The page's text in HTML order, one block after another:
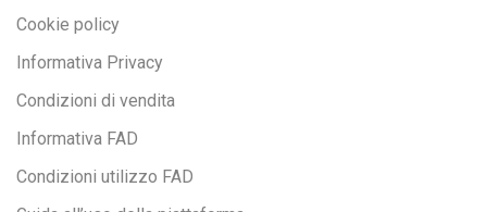
Cookie policy
Informativa Privacy
Condizioni di vendita
Informativa FAD
Condizioni utilizzo FAD